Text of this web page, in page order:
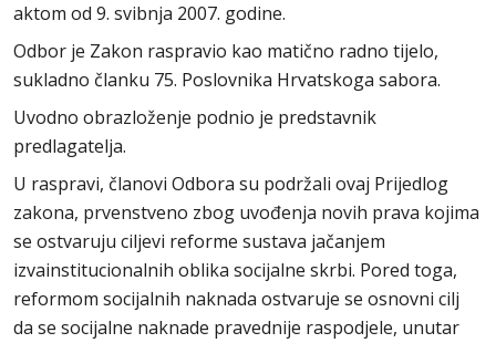
aktom od 9. svibnja 2007. godine.
Odbor je Zakon raspravio kao matično radno tijelo,
sukladno članku 75. Poslovnika Hrvatskoga sabora.
Uvodno obrazloženje podnio je predstavnik
predlagatelja.
U raspravi, članovi Odbora su podržali ovaj Prijedlog
zakona, prvenstveno zbog uvođenja novih prava kojima
se ostvaruju ciljevi reforme sustava jačanjem
izvainstitucionalnih oblika socijalne skrbi. Pored toga,
reformom socijalnih naknada ostvaruje se osnovni cilj
da se socijalne naknade pravednije raspodjele, unutar